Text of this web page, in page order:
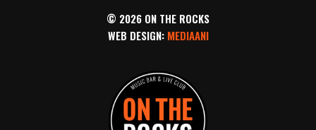
© 2026 ON THE ROCKS
WEB DESIGN: MEDIAANI